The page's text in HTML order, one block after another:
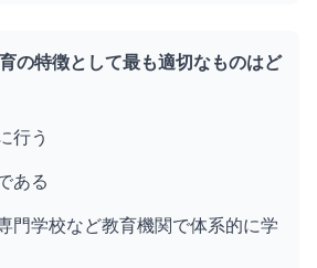
の特徴として最も適切なものはど
行う
ある
門学校など教育機関で体系的に学